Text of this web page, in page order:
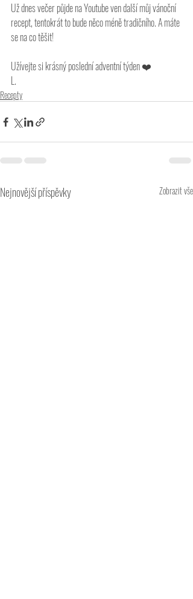
Už dnes večer půjde na Youtube ven další můj vánoční
recept, tentokrát to bude něco méně tradičního. A máte
se na co těšit!
Užívejte si krásný poslední adventní týden ❤️
L.
Recepty
Nejnovější příspěvky Zobrazit vše